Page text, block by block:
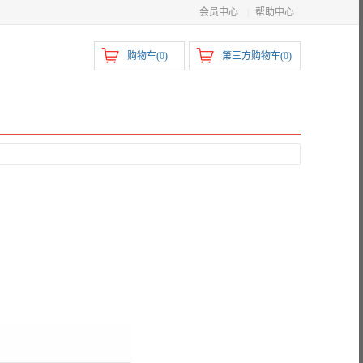
会员中心 帮助中心
第三方购物车(0)
购物车(0)